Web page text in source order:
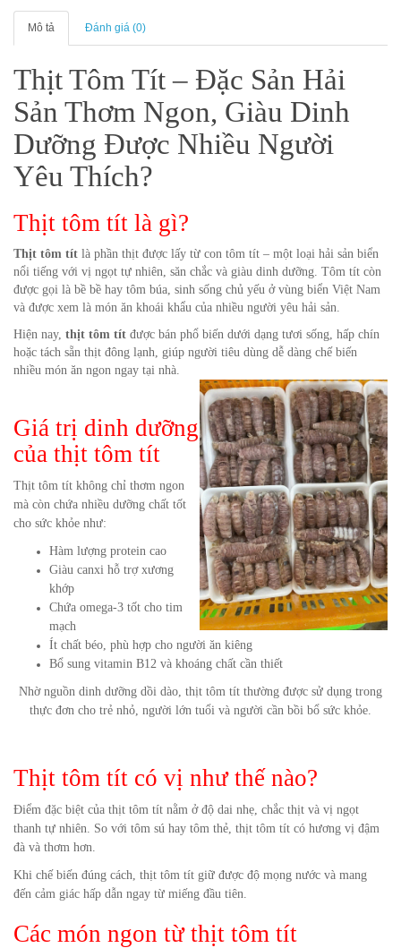
Mô tả Đánh giá (0)
Thịt Tôm Tít – Đặc Sản Hải
Sản Thơm Ngon, Giàu Dinh
Dưỡng Được Nhiều Người
Yêu Thích?
Thịt tôm tít là gì?
Thịt tôm tít là phần thịt được lấy từ con tôm tít – một loại hải sản biển
nổi tiếng với vị ngọt tự nhiên, săn chắc và giàu dinh dưỡng. Tôm tít còn
được gọi là bề bề hay tôm búa, sinh sống chủ yếu ở vùng biển Việt Nam
và được xem là món ăn khoái khẩu của nhiều người yêu hải sản.
Hiện nay, thịt tôm tít được bán phổ biến dưới dạng tươi sống, hấp chín
hoặc tách sẵn thịt đông lạnh, giúp người tiêu dùng dễ dàng chế biến
nhiều món ăn ngon ngay tại nhà.
Giá trị dinh dưỡng
của thịt tôm tít
Thịt tôm tít không chỉ thơm ngon
mà còn chứa nhiều dưỡng chất tốt
cho sức khỏe như:
Hàm lượng protein cao
Giàu canxi hỗ trợ xương
khớp
Chứa omega-3 tốt cho tim
mạch
Ít chất béo, phù hợp cho người ăn kiêng
Bổ sung vitamin B12 và khoáng chất cần thiết
Nhờ nguồn dinh dưỡng dồi dào, thịt tôm tít thường được sử dụng trong
thực đơn cho trẻ nhỏ, người lớn tuổi và người cần bồi bổ sức khỏe.
Thịt tôm tít có vị như thế nào?
Điểm đặc biệt của thịt tôm tít nằm ở độ dai nhẹ, chắc thịt và vị ngọt
thanh tự nhiên. So với tôm sú hay tôm thẻ, thịt tôm tít có hương vị đậm
đà và thơm hơn.
Khi chế biến đúng cách, thịt tôm tít giữ được độ mọng nước và mang
đến cảm giác hấp dẫn ngay từ miếng đầu tiên.
Các món ngon từ thịt tôm tít